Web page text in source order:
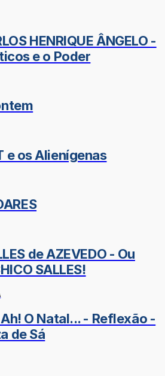
HENRIQUE ÂNGELO -
e o Poder
e os Alienígenas
de AZEVEDO - Ou
SALLES!
O Natal... - Reflexão -
de Sá